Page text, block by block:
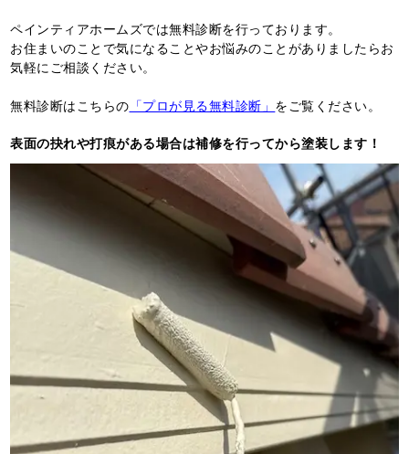
ペインティアホームズでは無料診断を行っております。
お住まいのことで気になることやお悩みのことがありましたらお
気軽にご相談ください。
無料診断はこちらの 「プロが見る無料診断」 をご覧ください。
表面の抉れや打痕がある場合は補修を行ってから塗装します！